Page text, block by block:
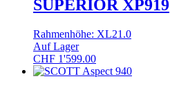
SUPERIOR XP919
Rahmenhöhe: XL21.0
Auf Lager
CHF 1'599.00